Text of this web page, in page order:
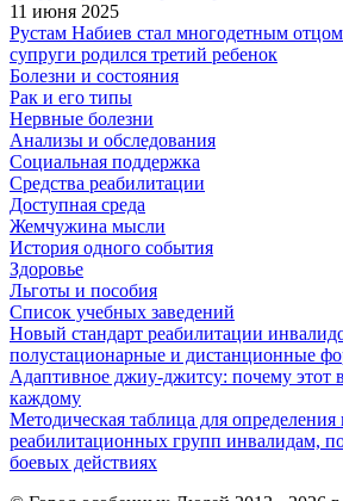
11 июня 2025
Рустам Набиев стал многодетным
супруги родился третий ребенок
Болезни и состояния
Рак и его типы
Нервные болезни
Анализы и обследования
Социальная поддержка
Средства реабилитации
Доступная среда
Жемчужина мысли
История одного события
Здоровье
Льготы и пособия
Список учебных заведений
Новый стандарт реабилитации
полустационарные и дистанционные
Адаптивное джиу-джитсу: почему этот
каждому
Методическая таблица для определения
реабилитационных групп инвалидам,
боевых действиях